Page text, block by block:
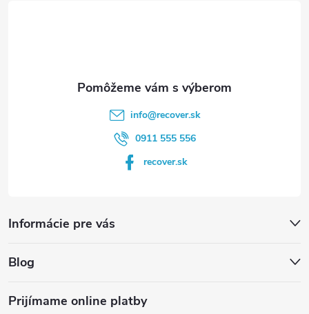
info@recover.sk
0911 555 556
recover.sk
Informácie pre vás
Blog
Prijímame online platby